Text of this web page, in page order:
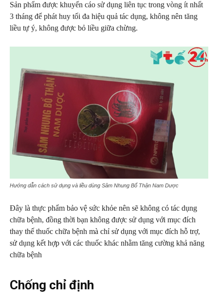
Sản phẩm được khuyến cáo sử dụng liên tục trong vòng ít nhất
3 tháng để phát huy tối đa hiệu quả tác dụng, không nên tăng
liều tự ý, không được bỏ liều giữa chừng.
Hướng dẫn cách sử dụng và liều dùng Sâm Nhung Bổ Thận Nam Dược
Đây là thực phẩm bảo vệ sức khỏe nên sẽ không có tác dụng
chữa bệnh, đồng thời bạn không được sử dụng với mục đích
thay thế thuốc chữa bệnh mà chỉ sử dụng với mục đích hỗ trợ,
sử dụng kết hợp với các thuốc khác nhằm tăng cường khả năng
chữa bệnh
Chống chỉ định